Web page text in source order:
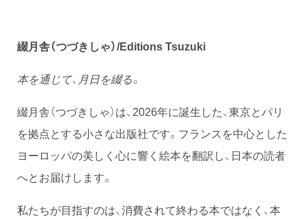
綴月舎（つづきしゃ）/Editions Tsuzuki
本を通じて、月日を綴る。
綴月舎（つづきしゃ）は、2026年に誕生した、東京とパリ
を拠点とする小さな出版社です。フランスを中心とした
ヨーロッパの美しく心に響く絵本を翻訳し、日本の読者
へとお届けします。
私たちが目指すのは、消費されて終わる本ではなく、本